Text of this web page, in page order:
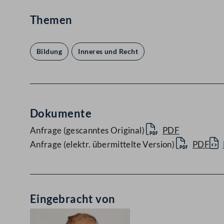
Themen
Bildung Inneres und Recht
Dokumente
Anfrage (gescanntes Original)
PDF
Anfrage (elektr. übermittelte Version)
PDF
Eingebracht von